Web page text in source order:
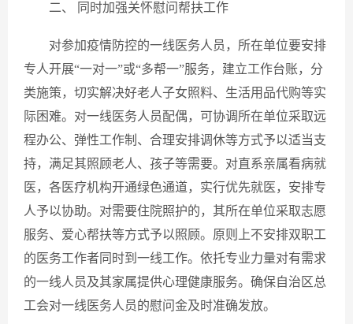
二、 同时加强关怀慰问帮扶工作
对参加疫情防控的一线医务人员，所在单位要安排
专人开展“一对一”或“多帮一”服务，建立工作台账，分
类施策，切实解决好老人子女照料、生活用品代购等实
际困难。对一线医务人员配偶，可协调所在单位采取远
程办公、弹性工作制、合理安排调休等方式予以适当支
持，满足其照顾老人、孩子等需要。对直系亲属看病就
医，各医疗机构开通绿色通道，实行优先就医，安排专
人予以协助。对需要住院照护的，其所在单位采取志愿
服务、爱心帮扶等方式予以照顾。原则上不安排双职工
的医务工作者同时到一线工作。依托专业力量对有需求
的一线人员及其家属提供心理健康服务。确保自治区总
工会对一线医务人员的慰问金及时准确发放。